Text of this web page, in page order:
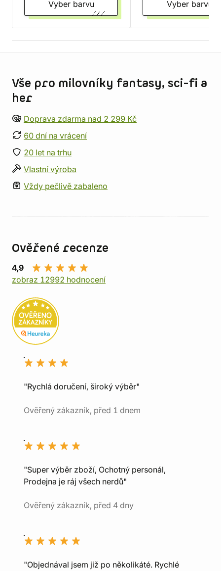
Vyber barvu Vyber barvu
Vše pro milovníky fantasy, sci-fi a
her
Doprava zdarma nad 2 299 Kč
60 dní na vrácení
20 let na trhu
Vlastní výroba
Vždy pečlivě zabaleno
Ověřené recenze
4,9
zobraz 12992 hodnocení
"Rychlá doručení, široký výběr"
Ověřený zákazník, před 1 dnem
"Super výběr zboží, Ochotný personál,
Prodejna je ráj všech nerdů"
Ověřený zákazník, před 4 dny
"Objednával jsem již po několikáté. Rychlé